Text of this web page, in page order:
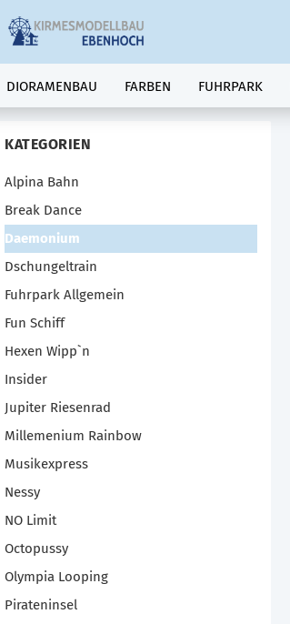
DIORAMENBAU FARBEN FUHRPARK
KATEGORIEN
Alpina Bahn
Break Dance
Daemonium
Dschungeltrain
Fuhrpark Allgemein
Fun Schiff
Hexen Wipp`n
Insider
Jupiter Riesenrad
Millemenium Rainbow
Musikexpress
Nessy
NO Limit
Octopussy
Olympia Looping
Pirateninsel